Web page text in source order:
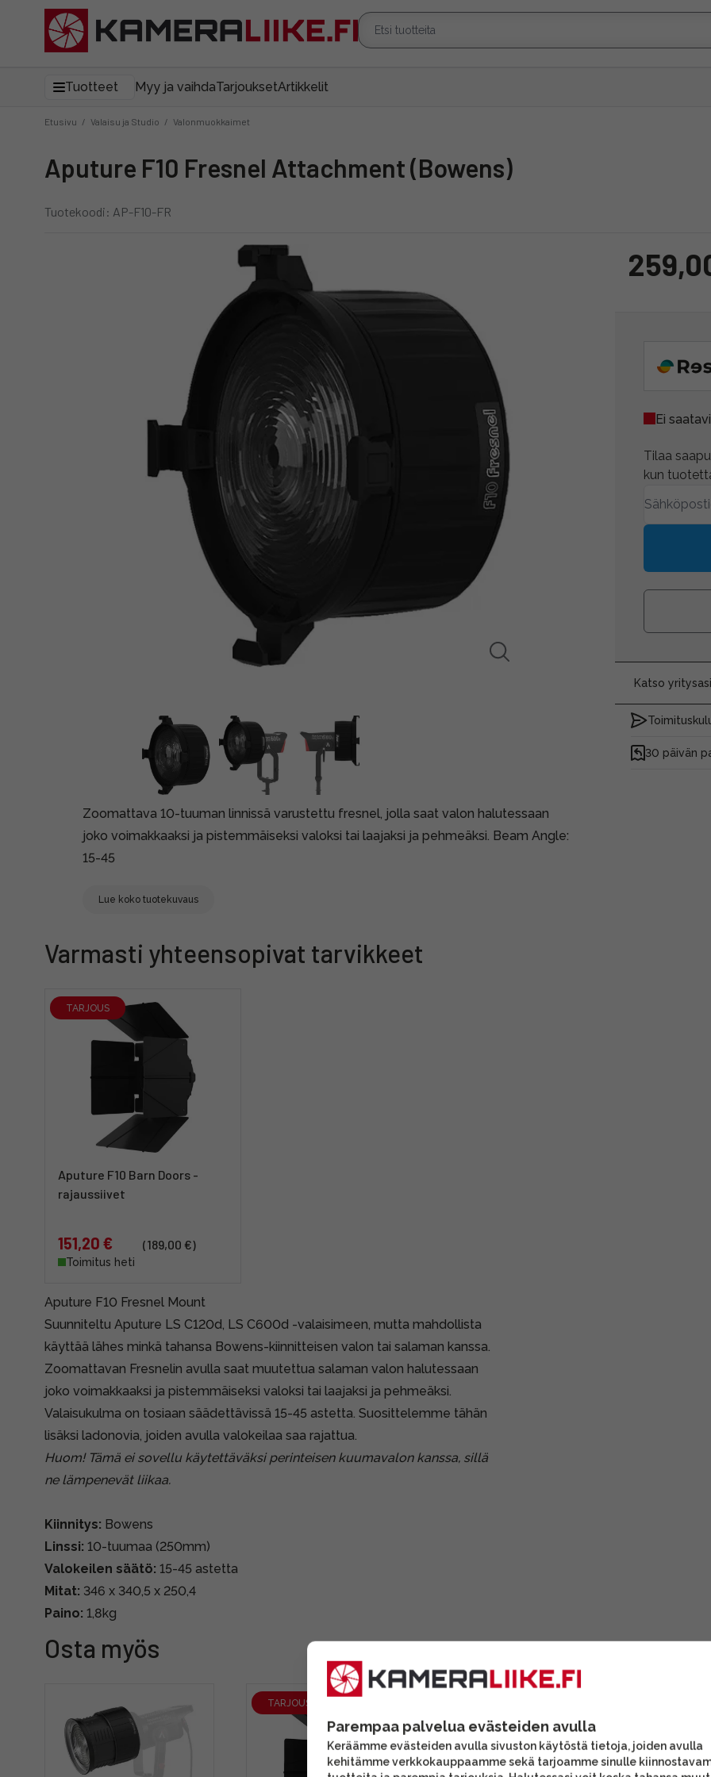
Tuotteet Myy ja vaihdaTarjouksetArtikkelit
Etusivu / Valaisu ja Studio / Valonmuokkaimet
Aputure F10 Fresnel Attachment (Bowens)
Tuotekoodi: AP-F10-FR
Zoomattava 10-tuuman linnissä varustettu fresnel, jolla saat valon halutessaan
joko voimakkaaksi ja pistemmäiseksi valoksi tai laajaksi ja pehmeäksi. Beam Angle:
15-45
Lue koko tuotekuvaus
Ei
Tilaa
kun
Katso
30 päivän
Varmasti yhteensopivat tarvikkeet
TARJOUS
Aputure F10 Barn Doors -
rajaussiivet
151,20 € (189,00 €)
Toimitus heti
Aputure F10 Fresnel Mount
Suunniteltu Aputure LS C120d, LS C600d -valaisimeen, mutta mahdollista
käyttää lähes minkä tahansa Bowens-kiinnitteisen valon tai salaman kanssa.
Zoomattavan Fresnelin avulla saat muutettua salaman valon halutessaan
joko voimakkaaksi ja pistemmäiseksi valoksi tai laajaksi ja pehmeäksi.
Valaisukulma on tosiaan säädettävissä 15-45 astetta. Suosittelemme tähän
lisäksi ladonovia, joiden avulla valokeilaa saa rajattua.
Huom! Tämä ei sovellu käytettäväksi perinteisen kuumavalon kanssa, sillä
ne lämpenevät liikaa.
Kiinnitys: Bowens
Linssi: 10-tuumaa (250mm)
Valokeilen säätö: 15-45 astetta
Mitat: 346 x 340,5 x 250,4
Paino: 1,8kg
Osta myös
TARJOUS
Parempaa palvelua evästeiden avulla
Keräämme evästeiden avulla sivuston käytöstä tietoja, joiden avulla
kehitämme verkkokauppaamme sekä tarjoamme sinulle